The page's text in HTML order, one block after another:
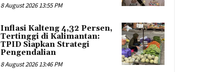
8 August 2026 13:55 PM
Inflasi Kalteng 4,32 Persen,
Tertinggi di Kalimantan:
TPID Siapkan Strategi
Pengendalian
8 August 2026 13:46 PM